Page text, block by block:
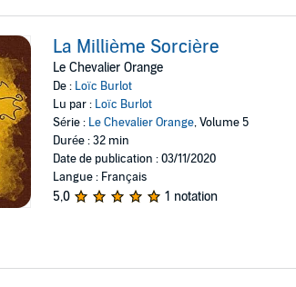
La Millième Sorcière
Le Chevalier Orange
De : Loïc Burlot
Lu par : Loïc Burlot
Série : Le Chevalier Orange, Volume 5
Durée : 32 min
Date de publication : 03/11/2020
Langue : Français
5,0 1 notation